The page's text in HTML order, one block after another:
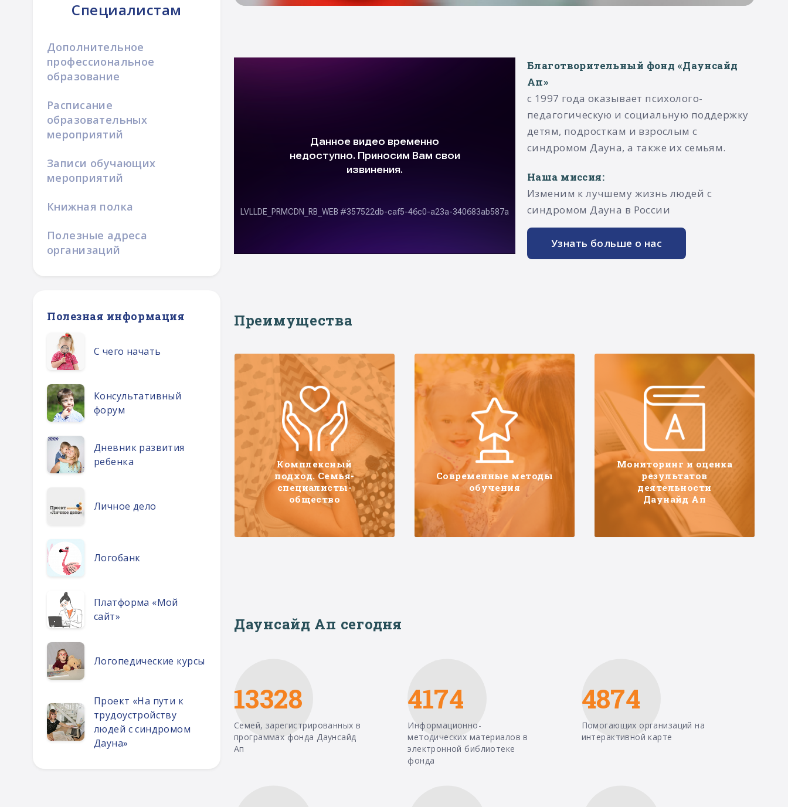
Специалистам
Дополнительное
профессиональное
образование
Расписание
образовательных
мероприятий
Записи обучающих
мероприятий
Книжная полка
Полезные адреса
организаций
Полезная информация
С чего начать
Консультативный
форум
Дневник развития
ребенка
Личное дело
Логобанк
Платформа «Мой
сайт»
Логопедические курсы
Проект «На пути к
трудоустройству
людей с синдромом
Дауна»
Благотворительный фонд «Даунсайд
Ап»
с 1997 года оказывает психолого-
педагогическую и социальную поддержку
детям, подросткам и взрослым с
синдромом Дауна, а также их семьям.​
Наша миссия:
Изменим к лучшему жизнь людей с
синдромом Дауна в России
Узнать больше о нас
Преимущества
Комплексный
подход. Семья-
специалисты-
общество
Современные методы
обучения
Мониторинг и оценка
результатов
деятельности
Даунайд Ап
Даунсайд Ап сегодня
13328
Семей, зарегистрированных в
программах фонда Даунсайд
Ап
4174
Информационно-
методических материалов в
электронной библиотеке
фонда
4874
Помогающих организаций на
интерактивной карте